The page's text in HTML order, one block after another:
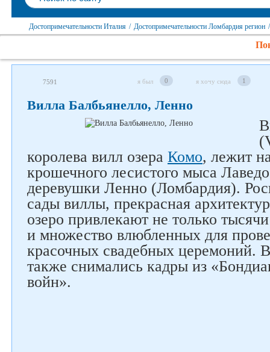
Достопримечательности Италия / Достопримечательности Ломбардия регион /
7591 я был 0 я хочу сюда 1
Вилла Балбьянелло, Ленно
королева вилл озера Комо, лежит
крошечного лесистого мыса
деревушки Ленно (Ломбардия).
сады виллы, прекрасная
озеро привлекают не только
и множество влюбленных для
красочных свадебных церемоний.
также снимались кадры из
войн».